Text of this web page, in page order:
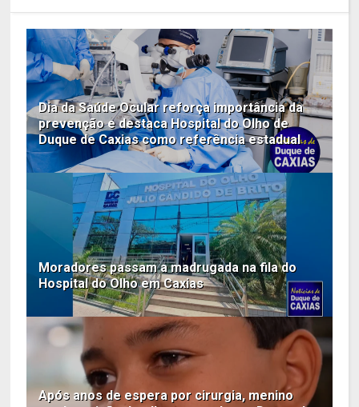
Dia da Saúde Ocular reforça importância da
prevenção e destaca Hospital do Olho de
Duque de Caxias como referência estadual
Moradores passam a madrugada na fila do
Hospital do Olho em Caxias
Após anos de espera por cirurgia, menino